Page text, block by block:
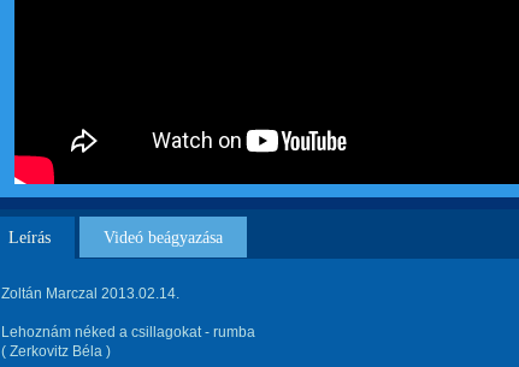
Leírás Videó beágyazása
Zoltán Marczal 2013.02.14.
Lehoznám néked a csillagokat - rumba
( Zerkovitz Béla )